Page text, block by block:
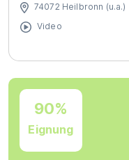
74072 Heilbronn (u.a.)
Video
90%
Eignung